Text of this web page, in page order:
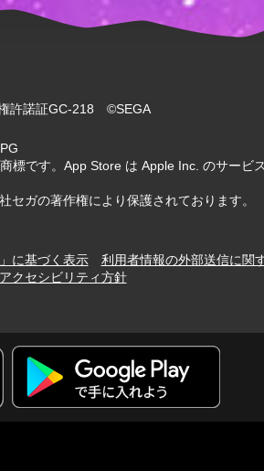
許諾証GC-218 ©SEGA
です。App Store は Apple Inc. のサービス
ガの著作権により保護されております。
に基づく表示
利用者情報の外部送信に関
クセシビリティ方針